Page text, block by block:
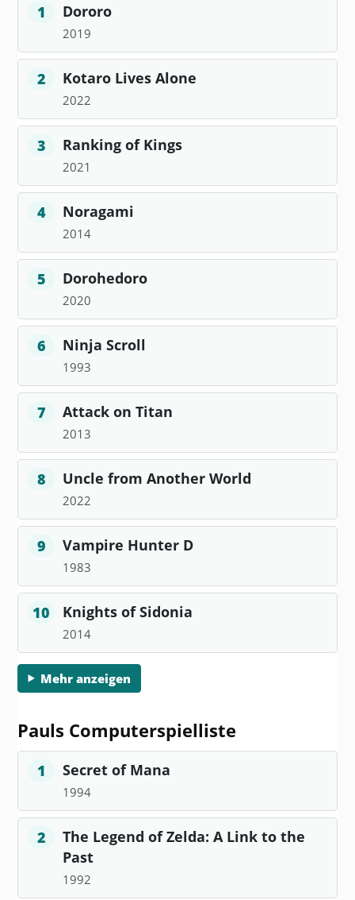
1 Dororo
2019
2 Kotaro Lives Alone
2022
3 Ranking of Kings
2021
4 Noragami
2014
5 Dorohedoro
2020
6 Ninja Scroll
1993
7 Attack on Titan
2013
8 Uncle from Another World
2022
9 Vampire Hunter D
1983
10 Knights of Sidonia
2014
Mehr anzeigen
Pauls Computerspielliste
1 Secret of Mana
1994
2
The Legend of Zelda: A Link to the
Past
1992